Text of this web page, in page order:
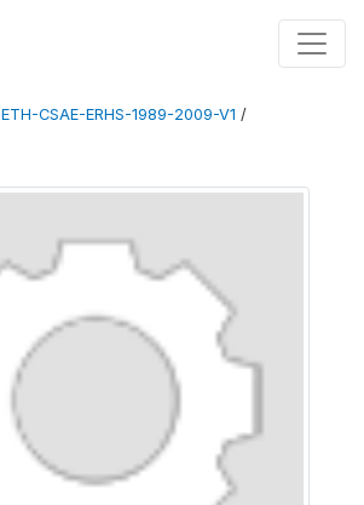
ETH-CSAE-ERHS-1989-2009-V1 /